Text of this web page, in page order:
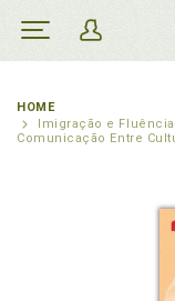
HOME
Imigração e
Comunicação Entre